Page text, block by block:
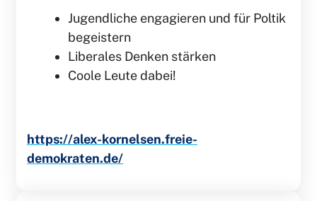
Jugendliche engagieren und für Poltik
begeistern
Liberales Denken stärken
Coole Leute dabei!
https://alex-kornelsen.freie-
demokraten.de/